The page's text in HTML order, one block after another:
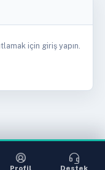
Profil Destek
için giriş yapın.